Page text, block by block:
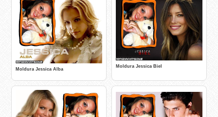
Moldura Jessica Alba
Moldura Jessica Biel